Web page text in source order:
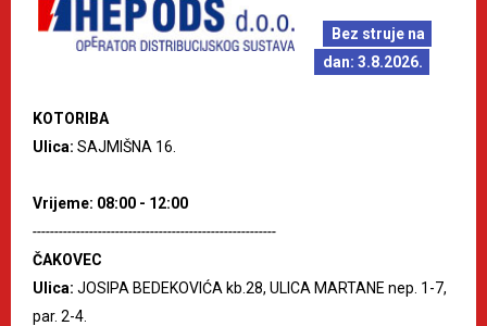
Bez struje na
dan: 3.8.2026.
KOTORIBA
Ulica: SAJMIŠNA 16.
Vrijeme: 08:00 - 12:00
--------------------------------------------------------
ČAKOVEC
Ulica: JOSIPA BEDEKOVIĆA kb.28, ULICA MARTANE nep. 1-7,
par. 2-4.